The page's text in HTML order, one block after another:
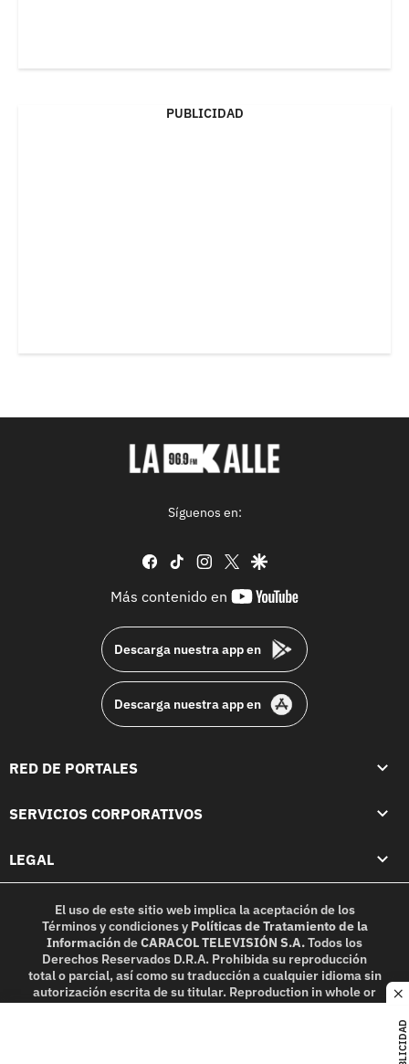
PUBLICIDAD
PUBLICIDAD
Síguenos en:
facebook
tiktok instagram
twittergoogle
Más contenido en
youtube-
Descarga nuestra app en
Descarga nuestra app en
RED DE PORTALES
SERVICIOS CORPORATIVOS
LEGAL
El uso de este sitio web implica la aceptación de los
Términos y condicionesy Políticas de Tratamiento de la
InformacióndeCARACOL TELEVISIÓN S.A.Todos los
Derechos Reservados D.R.A. Prohibida su reproducción
total o parcial, así como su traducción a cualquier idioma sin
autorización escrita de su titular. Reproduction in whole or
in part, or translation without written permission is